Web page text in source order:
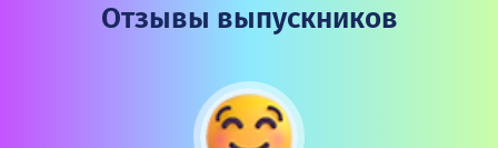
Отзывы выпускников